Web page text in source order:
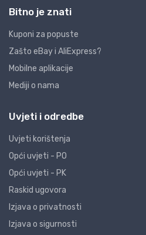
Bitno je znati
Kuponi za popuste
Zašto eBay i AliExpress?
Mobilne aplikacije
Mediji o nama
Uvjeti i odredbe
Uvjeti korištenja
Opći uvjeti - PO
Opći uvjeti - PK
Raskid ugovora
Izjava o privatnosti
Izjava o sigurnosti